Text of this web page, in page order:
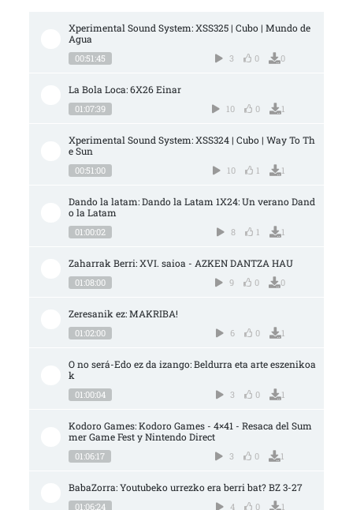
Xperimental Sound System: XSS325 | Cubo | Mundo de
Agua
00:51:45 3 0 0
La Bola Loca: 6X26 Einar
01:07:39 10 0 1
Xperimental Sound System: XSS324 | Cubo | Way To Th
e Sun
00:51:00 10 1 1
Dando la latam: Dando la Latam 1X24: Un verano Dand
o la Latam
01:00:02 8 1 1
Zaharrak Berri: XVI. saioa - AZKEN DANTZA HAU
01:08:00 9 0 0
Zeresanik ez: MAKRIBA!
01:02:00 6 0 1
O no será-Edo ez da izango: Beldurra eta arte eszenikoa
k
01:00:04 3 0 1
Kodoro Games: Kodoro Games - 4×41 - Resaca del Sum
mer Game Fest y Nintendo Direct
01:06:17 3 0 1
BabaZorra: Youtubeko urrezko era berri bat? BZ 3-27
01:06:24 4 0 1